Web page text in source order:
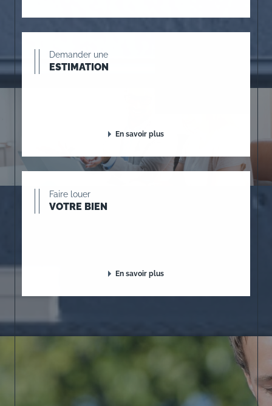
Demander une
ESTIMATION
En savoir plus
Faire louer
VOTRE BIEN
En savoir plus